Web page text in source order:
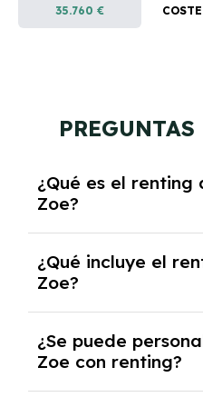
35.760 €
PREGUNTAS
¿Qué es el renting
Zoe?
de alquiler a largo
cuota mensual fija por
durante un periodo
generalmente entre 2 y
¿Qué incluye el
Zoe?
seguro a todo riesgo,
reparaciones,
carretera y gestión de
¿Se puede
Zoe con renting?